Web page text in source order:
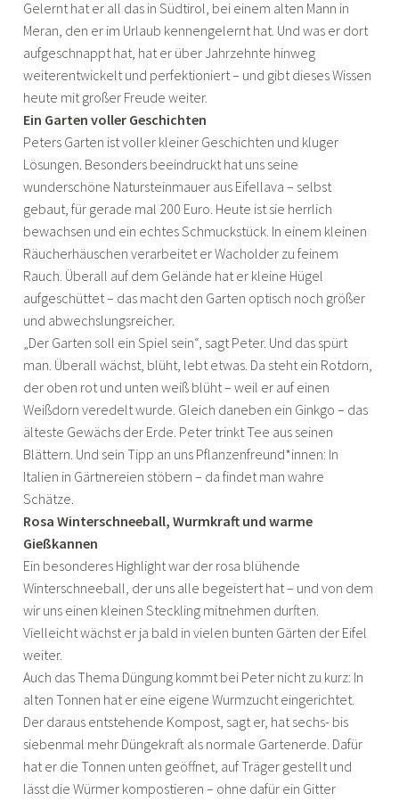
Gelernt hat er all das in Südtirol, bei einem alten Mann in
Meran, den er im Urlaub kennengelernt hat. Und was er dort
aufgeschnappt hat, hat er über Jahrzehnte hinweg
weiterentwickelt und perfektioniert – und gibt dieses Wissen
heute mit großer Freude weiter.
Ein Garten voller Geschichten
Peters Garten ist voller kleiner Geschichten und kluger
Lösungen. Besonders beeindruckt hat uns seine
wunderschöne Natursteinmauer aus Eifellava – selbst
gebaut, für gerade mal 200 Euro. Heute ist sie herrlich
bewachsen und ein echtes Schmuckstück. In einem kleinen
Räucherhäuschen verarbeitet er Wacholder zu feinem
Rauch. Überall auf dem Gelände hat er kleine Hügel
aufgeschüttet – das macht den Garten optisch noch größer
und abwechslungsreicher.
„Der Garten soll ein Spiel sein“, sagt Peter. Und das spürt
man. Überall wächst, blüht, lebt etwas. Da steht ein Rotdorn,
der oben rot und unten weiß blüht – weil er auf einen
Weißdorn veredelt wurde. Gleich daneben ein Ginkgo – das
älteste Gewächs der Erde. Peter trinkt Tee aus seinen
Blättern. Und sein Tipp an uns Pflanzenfreund*innen: In
Italien in Gärtnereien stöbern – da findet man wahre
Schätze.
Rosa Winterschneeball, Wurmkraft und warme
Gießkannen
Ein besonderes Highlight war der rosa blühende
Winterschneeball, der uns alle begeistert hat – und von dem
wir uns einen kleinen Steckling mitnehmen durften.
Vielleicht wächst er ja bald in vielen bunten Gärten der Eifel
weiter.
Auch das Thema Düngung kommt bei Peter nicht zu kurz: In
alten Tonnen hat er eine eigene Wurmzucht eingerichtet.
Der daraus entstehende Kompost, sagt er, hat sechs- bis
siebenmal mehr Düngekraft als normale Gartenerde. Dafür
hat er die Tonnen unten geöffnet, auf Träger gestellt und
lässt die Würmer kompostieren – ohne dafür ein Gitter